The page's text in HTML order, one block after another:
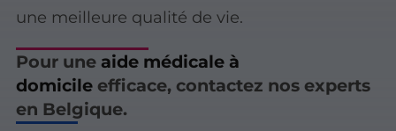
une meilleure qualité de vie.
Pour une aide médicale à
domicile efficace, contactez nos experts
en Belgique.